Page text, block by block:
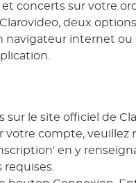
concerts sur votre
deux
navigateur internet ou
sur le site officiel de
votre compte, veuillez
en y